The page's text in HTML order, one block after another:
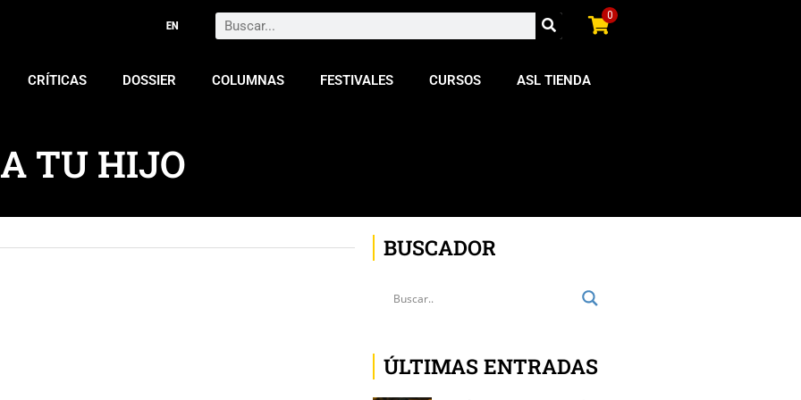
Search 0
CRÍTICAS DOSSIER COLUMNAS FESTIVALES CURSOS ASL TIENDA
TU HIJO
BUSCADOR
ÚLTIMAS ENTRADAS